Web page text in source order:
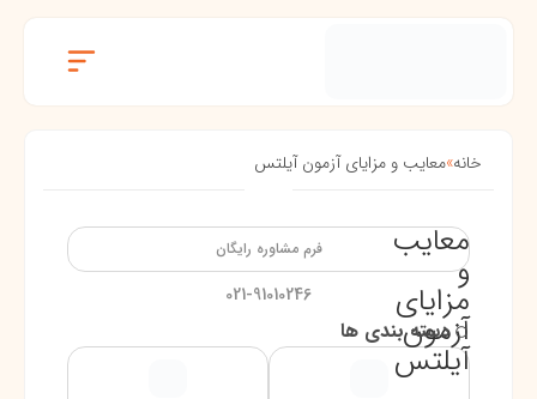
خانه»معایب و مزایای آزمون آیلتس
معایب
و
مزایای
آزمون
آیلتس
فرم مشاوره رایگان
021-91010246
دسته بندی ها